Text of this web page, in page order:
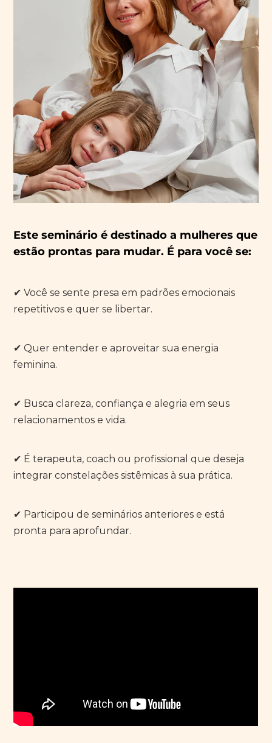
Este seminário é destinado a mulheres que
estão prontas para mudar. É para você se:
✔ Você se sente presa em padrões emocionais
repetitivos e quer se libertar.
✔ Quer entender e aproveitar sua energia
feminina.
✔ Busca clareza, confiança e alegria em seus
relacionamentos e vida.
✔ É terapeuta, coach ou profissional que deseja
integrar constelações sistêmicas à sua prática.
✔ Participou de seminários anteriores e está
pronta para aprofundar.